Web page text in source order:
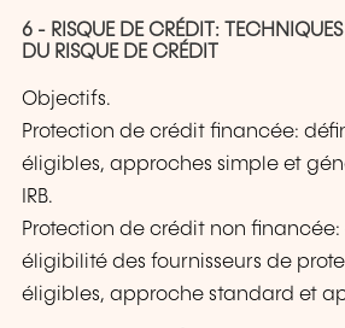
6 - RISQUE DE CRÉDIT:
DU RISQUE DE CRÉDIT
Objectifs.
Protection de crédit financée:
éligibles, approches simple et
IRB.
Protection de crédit non
éligibilité des fournisseurs de
éligibles, approche standard et